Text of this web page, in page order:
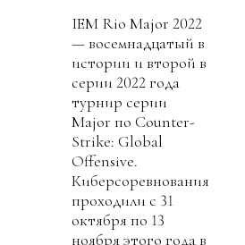
IEM Rio Major 2022
— восемнадцатый в
истории и второй в
серии 2022 года
турнир серии
Major по Counter-
Strike: Global
Offensive.
Киберсоревнования
проходили с 31
октября по 13
ноября этого года в